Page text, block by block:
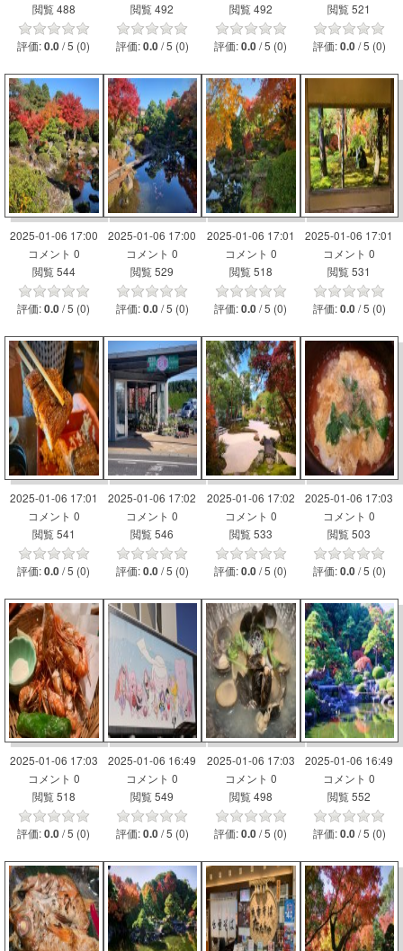
閲覧 488
評価:0.0 / 5 (0)
閲覧 492
評価:0.0 / 5 (0)
閲覧 492
評価:0.0 / 5 (0)
閲覧 521
評価:0.0 / 5 (0)
2025-01-06 17:00
コメント 0
閲覧 544
評価:0.0 / 5 (0)
2025-01-06 17:00
コメント 0
閲覧 529
評価:0.0 / 5 (0)
2025-01-06 17:01
コメント 0
閲覧 518
評価:0.0 / 5 (0)
2025-01-06 17:01
コメント 0
閲覧 531
評価:0.0 / 5 (0)
2025-01-06 17:01
コメント 0
閲覧 541
評価:0.0 / 5 (0)
2025-01-06 17:02
コメント 0
閲覧 546
評価:0.0 / 5 (0)
2025-01-06 17:02
コメント 0
閲覧 533
評価:0.0 / 5 (0)
2025-01-06 17:03
コメント 0
閲覧 503
評価:0.0 / 5 (0)
2025-01-06 17:03
コメント 0
閲覧 518
評価:0.0 / 5 (0)
2025-01-06 16:49
コメント 0
閲覧 549
評価:0.0 / 5 (0)
2025-01-06 17:03
コメント 0
閲覧 498
評価:0.0 / 5 (0)
2025-01-06 16:49
コメント 0
閲覧 552
評価:0.0 / 5 (0)